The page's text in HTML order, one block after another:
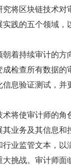
将区块链技术
践的五个领域
着持续审计的
检查所有数据
息验证测试，
将使审计师的
业务及其信息
业监管文本，以
挑战。审计师